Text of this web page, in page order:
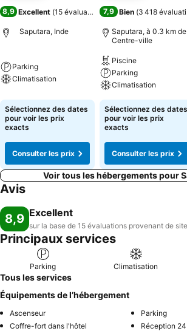
8,9 Excellent (15 évaluations)
Saputara, Inde
Parking
Climatisation
Sélectionnez des dates
pour voir les prix
exacts
Consulter les prix
7,9 Bien (3 418
Saputara, à 0.3 km
Centre-ville
Piscine
Parking
Climatisation
Sélectionnez des dates
pour voir les prix
exacts
Consulter les prix
Voir tous les hébergements pour
Avis
8,9 Excellent
sur la base de 15 évaluations provenant de
Principaux services
Parking Climatisation
Tous les services
Équipements de l’hébergement
Ascenseur
Parking
Coffre-fort dans l'hôtel
Réception